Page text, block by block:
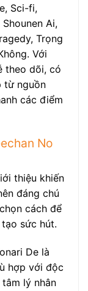
Sci-fi,
Ai,
Trọng
Với
theo dõi, có
từ nguồn
các điểm
No
thiệu khiến
đáng chú
cách để
sức hút.
De là
hợp với độc
lý nhân